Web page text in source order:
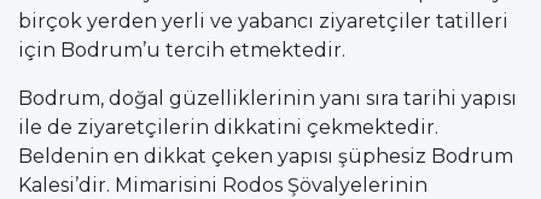
birçok yerden yerli ve yabancı ziyaretçiler tatilleri
için Bodrum’u tercih etmektedir.
Bodrum, doğal güzelliklerinin yanı sıra tarihi yapısı
ile de ziyaretçilerin dikkatini çekmektedir.
Beldenin en dikkat çeken yapısı şüphesiz Bodrum
Kalesi’dir. Mimarisini Rodos Şövalyelerinin